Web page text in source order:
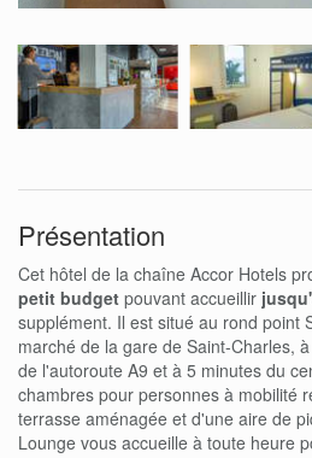
Présentation
Cet hôtel de la chaîne Accor Hotels
petit budget pouvant accueillir
supplément. Il est situé au rond point
marché de la gare de Saint-Charles,
de l'autoroute A9 et à 5 minutes du
chambres pour personnes à mobilité
terrasse aménagée et d'une aire de
Lounge vous accueille à toute heure